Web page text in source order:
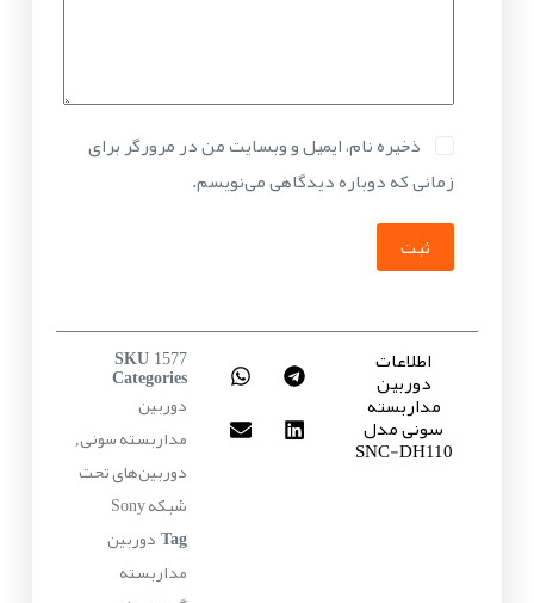
ذخیره نام، ایمیل و وبسایت من در مرورگر برای
زمانی که دوباره دیدگاهی می‌نویسم.
ثبت
اطلاعات
دوربین
مداربسته
سونی مدل
SNC-DH110
SKU 1577
Categories
دوربین
مداربسته سونی
دوربین‌های تحت
شبکه Sony
Tag دوربین
مداربسته